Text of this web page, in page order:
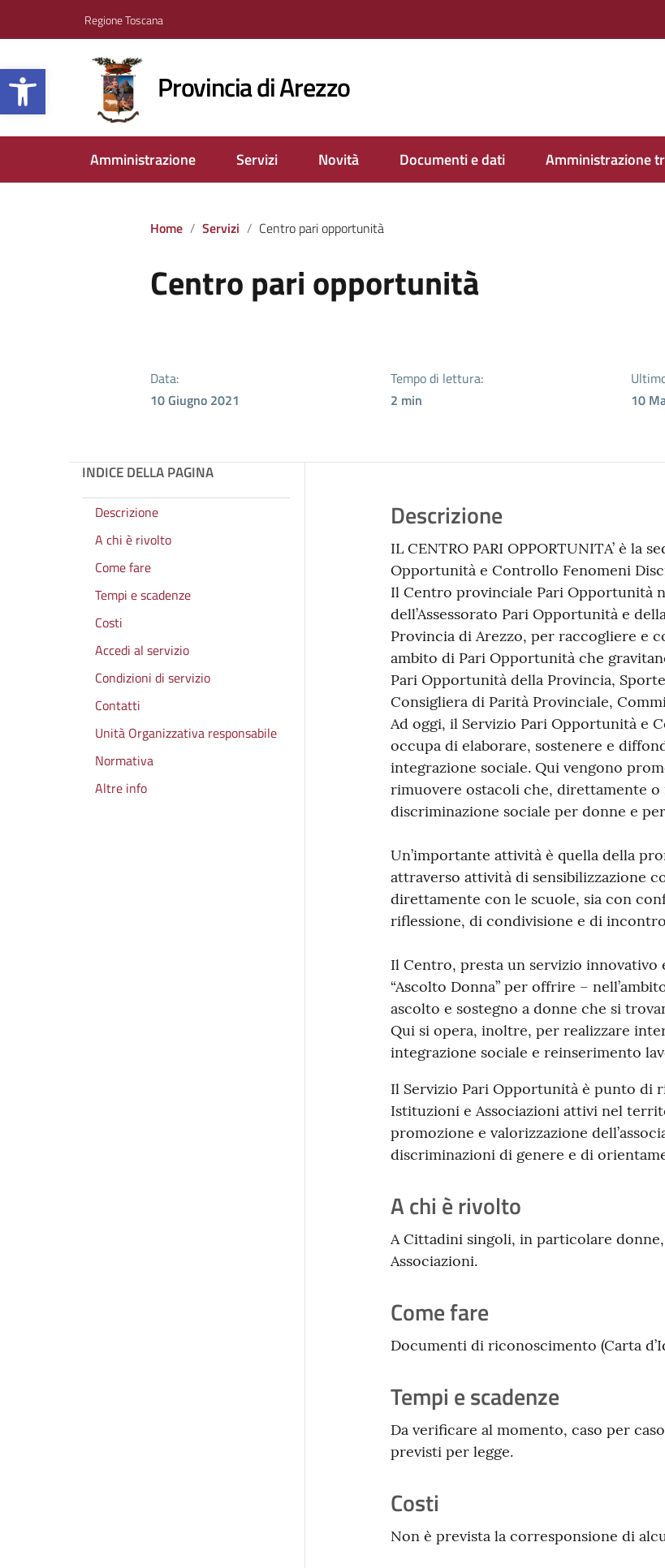
Apri la barra degli strumenti
Regione Toscana
Provincia di Arezzo
Amministrazione Servizi Novità Documenti e dati Amministrazione
Home Servizi Centro pari opportunità
Centro pari opportunità
Data:
10 Giugno 2021
Tempo di lettura:
2 min
10
INDICE DELLA PAGINA
Descrizione
A chi è rivolto
Come fare
Tempi e scadenze
Costi
Accedi al servizio
Condizioni di servizio
Contatti
Unità Organizzativa responsabile
Normativa
Altre info
Descrizione
IL CENTRO PARI OPPORTUNITA’ è la
Opportunità e Controllo Fenomeni
Il Centro provinciale Pari Opportunità
dell’Assessorato Pari Opportunità e
Provincia di Arezzo, per raccogliere e
ambito di Pari Opportunità che
Pari Opportunità della Provincia,
Consigliera di Parità Provinciale,
Ad oggi, il Servizio Pari Opportunità e
occupa di elaborare, sostenere e
integrazione sociale. Qui vengono
rimuovere ostacoli che, direttamente
discriminazione sociale per donne e
Un’importante attività è quella della
attraverso attività di sensibilizzazione
direttamente con le scuole, sia con
riflessione, di condivisione e di
Il Centro, presta un servizio
“Ascolto Donna” per offrire –
ascolto e sostegno a donne che si
Qui si opera, inoltre, per realizzare
integrazione sociale e reinserimento
Il Servizio Pari Opportunità è punto di
Istituzioni e Associazioni attivi nel
promozione e valorizzazione
discriminazioni di genere e di
A chi è rivolto
A Cittadini singoli, in particolare
Associazioni.
Come fare
Documenti di riconoscimento (Carta
Tempi e scadenze
Da verificare al momento, caso per
previsti per legge.
Costi
Non è prevista la corresponsione di